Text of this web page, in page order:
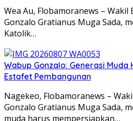
Wea Au, Flobamoranews –
Gonzalo Gratianus Muga Sada,
Katolik…
Wabup Gonzalo: Generasi Muda
Estafet Pembangunan
Nagekeo, Flobamoranews –
Gonzalo Gratianus Muga Sada,
muda harus mempersiapkan…